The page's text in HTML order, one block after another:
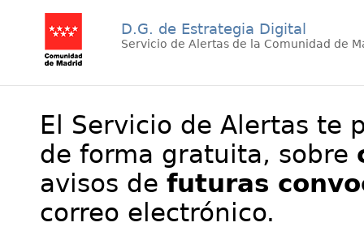
D.G. de Estrategia Digital
Servicio de Alertas de la Comunidad de
El Servicio de Alertas te
de forma gratuita, sobre
avisos de futuras
correo electrónico.